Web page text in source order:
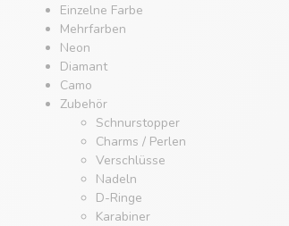
Einzelne Farbe
Mehrfarben
Neon
Diamant
Camo
Zubehör
Schnurstopper
Charms / Perlen
Verschlüsse
Nadeln
D-Ringe
Karabiner